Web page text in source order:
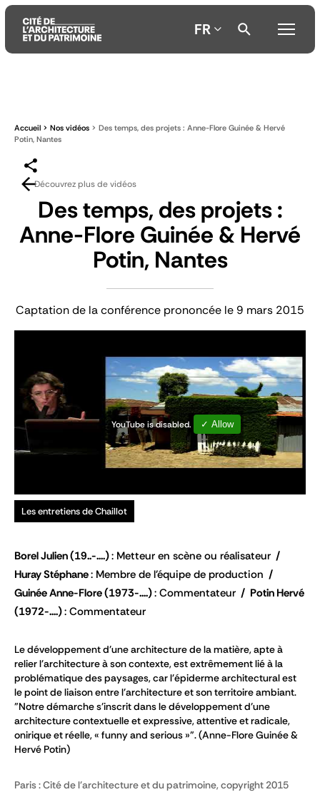
contenu
principal
menu
principal
recherche
FR
Accueil Nos vidéos
Des temps, des projets : Anne-Flore Guinée & Hervé
Potin, Nantes
Découvrez plus de vidéos
Des temps, des projets :
Anne-Flore Guinée & Hervé
Potin, Nantes
Captation de la conférence prononcée le 9 mars 2015
YouTube is disabled. ✓ Allow
Les entretiens de Chaillot
Borel Julien(19..-....) Metteur en scène ou réalisateur
Huray Stéphane Membre de l'équipe de production
Guinée Anne-Flore(1973-....) Commentateur
Potin Hervé
(1972-....) Commentateur
Le développement d'une architecture de la matière, apte à
relier l'architecture à son contexte, est extrêmement lié à la
problématique des paysages, car l'épiderme architectural est
le point de liaison entre l'architecture et son territoire ambiant.
"Notre démarche s'inscrit dans le développement d’une
architecture contextuelle et expressive, attentive et radicale,
onirique et réelle, « funny and serious »". (Anne-Flore Guinée &
Hervé Potin)
Paris : Cité de l'architecture et du patrimoine, copyright 2015